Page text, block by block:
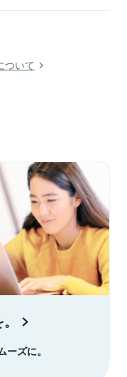
ついて
ズに。